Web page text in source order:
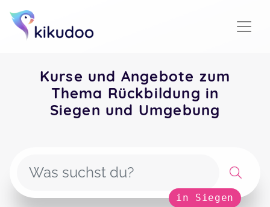
Kurse und Angebote zum
Thema Rückbildung in
Siegen und Umgebung
in Siegen